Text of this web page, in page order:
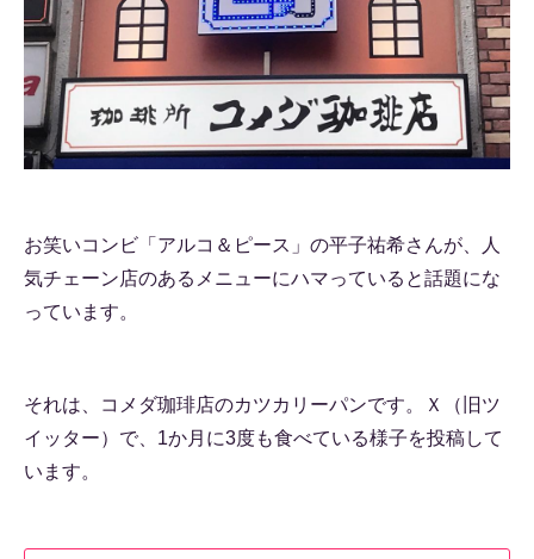
お笑いコンビ「アルコ＆ピース」の平子祐希さんが、人
気チェーン店のあるメニューにハマっていると話題にな
っています。
それは、コメダ珈琲店のカツカリーパンです。Ｘ（旧ツ
イッター）で、1か月に3度も食べている様子を投稿して
います。